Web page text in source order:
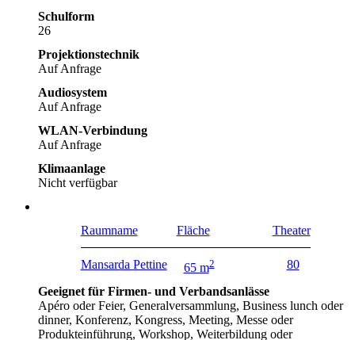
Schulform
26
Projektionstechnik
Auf Anfrage
Audiosystem
Auf Anfrage
WLAN-Verbindung
Auf Anfrage
Klimaanlage
Nicht verfügbar
Raumname Fläche Theater
Mansarda Pettine 65 m2 80
Geeignet für Firmen- und Verbandsanlässe
Apéro oder Feier, Generalversammlung, Business lunch oder
dinner, Konferenz, Kongress, Meeting, Messe oder
Produkteinführung, Workshop, Weiterbildung oder